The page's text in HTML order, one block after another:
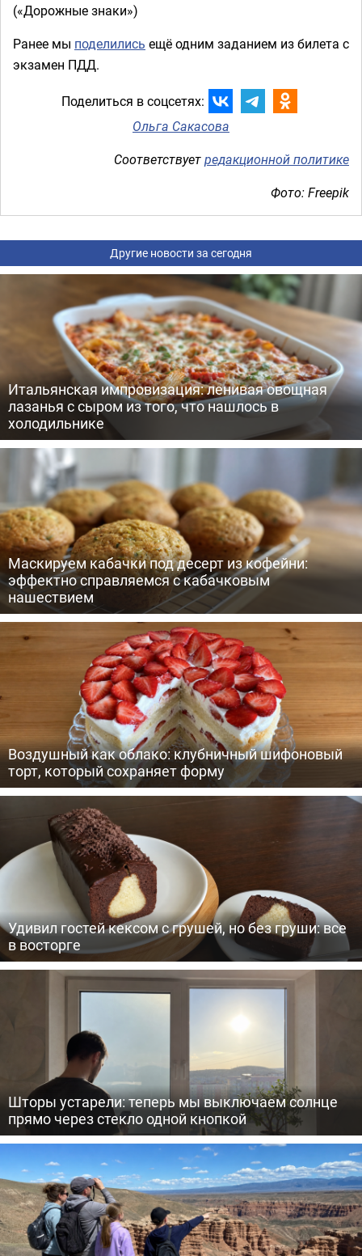
(«Дорожные знаки»)
Ранее мы поделились ещё одним заданием из билета с
экзамен ПДД.
Поделиться в соцсетях:
Ольга Сакасова
Соответствуетредакционной политике
Фото: Freepik
Другие новости за сегодня
Итальянская импровизация: ленивая овощная
лазанья с сыром из того, что нашлось в
холодильнике
Маскируем кабачки под десерт из кофейни:
эффектно справляемся с кабачковым
нашествием
Воздушный как облако: клубничный шифоновый
торт, который сохраняет форму
Удивил гостей кексом с грушей, но без груши: все
в восторге
Шторы устарели: теперь мы выключаем солнце
прямо через стекло одной кнопкой